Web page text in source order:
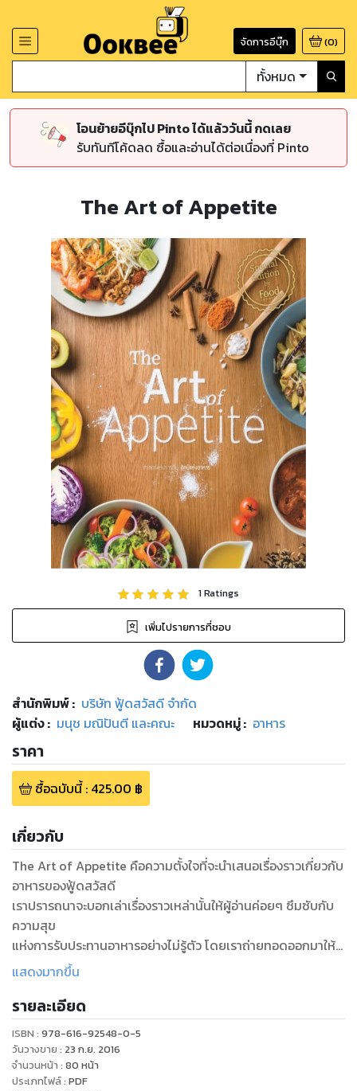
จัดการอีบุ๊ก (0)
ทั้งหมด
โอนย้ายอีบุ๊กไป Pinto ได้แล้ววันนี้ กดเลย
รับทันทีโค้ดลด ซื้อและอ่านได้ต่อเนื่องที่ Pinto
The Art of Appetite
1Ratings
เพิ่มไปรายการที่ชอบ
สำนักพิมพ์: บริษัท ฟู้ดสวัสดี จำกัด
ผู้แต่ง : มนุช มณิปันตี และคณะ หมวดหมู่: อาหาร
ราคา
ซื้อฉบับนี้: 425.00 ฿
เกี่ยวกับ
The Art of Appetite คือความตั้งใจที่จะนำเสนอเรื่องราวเกี่ยวกับ
อาหารของฟู้ดสวัสดี
เราปรารถนาจะบอกเล่าเรื่องราวเหล่านั้นให้ผู้อ่านค่อยๆ ซึมซับกับ
ความสุข
แห่งการรับประทานอาหารอย่างไม่รู้ตัว โดยเราถ่ายทอดออกมาให้
เหมือนเมนูอาหารจานอร่อย
พร้อมกลับมารับประทานซ้ำแล้ว
ซ้ำเล่าหากชื่นชอบ
แม้อาหารจะเป็นเรื่องราวใกล้ตัวในชีวิตประจำวัน แต่บางครั้งก็ใกล้
ชิดจนถูกมองข้ามไป
อย่างน่าเสียดาย ขึ้นชื่อว่าอาหารแล้ว เราเชื่อมั่นเหลือเกินว่า ยังมี
แสดงมากขึ้น
รายละเอียด
ISBN : 978-616-92548-0-5
วันวางขาย : 23 ก.ย. 2016
จำนวนหน้า : 80 หน้า
ประเภทไฟล์: PDF